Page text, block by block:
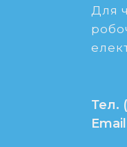
Для
Тел.